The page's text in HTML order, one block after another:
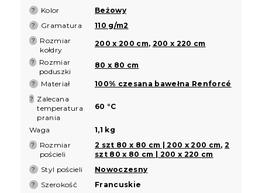
? Kolor Beżowy
? Gramatura 110 g/m2
?
Rozmiar
kołdry
200 x 200 cm, 200 x 220 cm
?
Rozmiar
poduszki
80 x 80 cm
? Materiał 100% czesana bawełna Renforcé
?
Zalecana
temperatura
prania
60 °C
Waga 1,1 kg
?
Rozmiar
pościeli
2 szt 80 x 80 cm | 200 x 200 cm,2
szt 80 x 80 cm | 200 x 220 cm
? Styl pościeli Nowoczesny
? Szerokość Francuskie